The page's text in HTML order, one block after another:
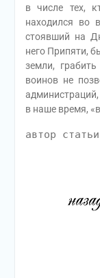
в числе тех,
находился во
стоявший на
него Припяти,
земли,
воинов не
в наше время,
автор